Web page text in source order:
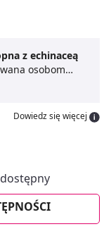
z echinaceą
osobom
ona
tworzy
organizm
gardła
regularne
Cosma Full
przeznaczona
Dowiedz się więcej